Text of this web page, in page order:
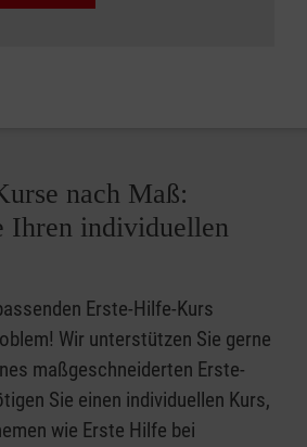
nach Maß:
Ihren individuellen
Erste-Hilfe-Kurs
Wir unterstützen Sie gerne
maßgeschneiderten Erste-
Sie einen individuellen Kurs,
wie Erste Hilfe bei